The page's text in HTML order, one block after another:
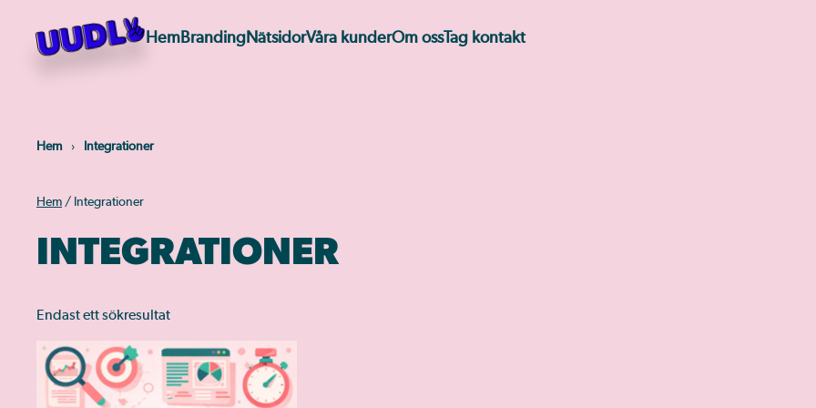
Skip
HemBrandingNätsidorVåra kunderOm ossTag kontakt
Hem Integrationer
Hem / Integrationer
INTEGRATIONER
Endast ett sökresultat